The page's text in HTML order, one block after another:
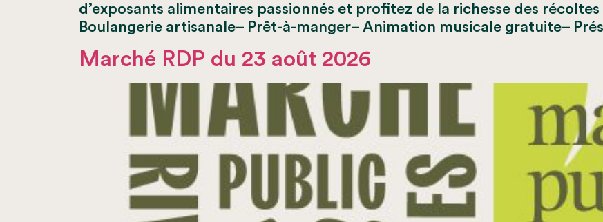
d’exposants alimentaires passionnés et profitez de la richesse des
Boulangerie artisanale– Prêt-à-manger– Animation musicale gratuite–
Marché RDP du 23 août 2026